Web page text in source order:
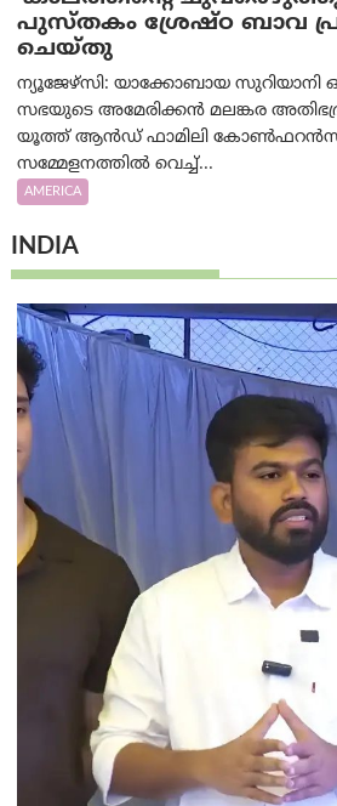
പുസ്തകം ശ്രേഷ്ഠ ബാവ
ചെയ്തു
ന്യൂജേഴ്സി: യാക്കോബായ
സഭയുടെ അമേരിക്കന്‍ മലങ്കര
യൂത്ത് ആന്‍ഡ് ഫാമിലി
സമ്മേളനത്തില്‍ വെച്ച്...
AMERICA
INDIA